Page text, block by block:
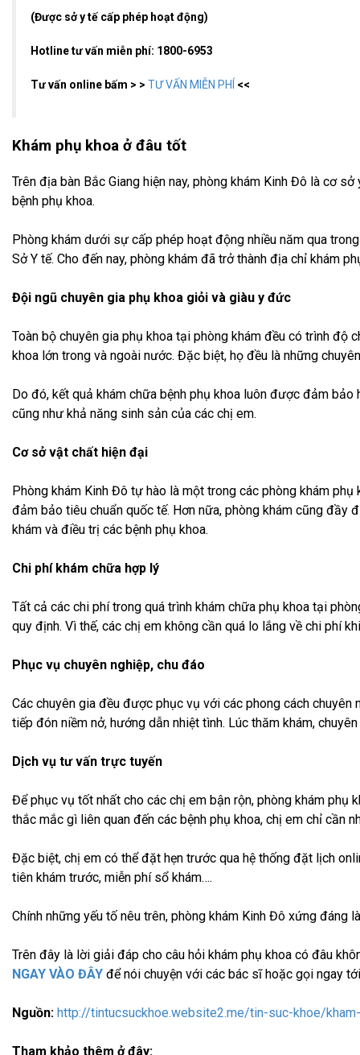
(Được sở y tế cấp phép hoạt động)
Hotline tư vấn miễn phí: 1800-6953
Tư vấn online bấm > > TƯ VẤN MIỄN PHÍ <<
Khám phụ khoa ở đâu tốt
Trên địa bàn Bắc Giang hiện nay, phòng khám Kinh Đô là cơ
bệnh phụ khoa.
Phòng khám dưới sự cấp phép hoạt động nhiều năm qua
Sở Y tế. Cho đến nay, phòng khám đã trở thành địa chỉ khám
Đội ngũ chuyên gia phụ khoa giỏi và giàu y đức
Toàn bộ chuyên gia phụ khoa tại phòng khám đều có trình độ
khoa lớn trong và ngoài nước. Đặc biệt, họ đều là những
Do đó, kết quả khám chữa bệnh phụ khoa luôn được đảm
cũng như khả năng sinh sản của các chị em.
Cơ sở vật chất hiện đại
Phòng khám Kinh Đô tự hào là một trong các phòng khám
đảm bảo tiêu chuẩn quốc tế. Hơn nữa, phòng khám cũng đầy
khám và điều trị các bệnh phụ khoa.
Chi phí khám chữa hợp lý
Tất cả các chi phí trong quá trình khám chữa phụ khoa tại
quy định. Vì thế, các chị em không cần quá lo lắng về chi phí
Phục vụ chuyên nghiệp, chu đáo
Các chuyên gia đều được phục vụ với các phong cách
tiếp đón niềm nở, hướng dẫn nhiệt tình. Lúc thăm khám,
Dịch vụ tư vấn trực tuyến
Để phục vụ tốt nhất cho các chị em bận rộn, phòng khám
thắc mắc gì liên quan đến các bệnh phụ khoa, chị em chỉ cần
Đặc biệt, chị em có thể đặt hẹn trước qua hệ thống đặt lịch
tiên khám trước, miễn phí sổ khám….
Chính những yếu tố nêu trên, phòng khám Kinh Đô xứng đáng
Trên đây là lời giải đáp cho câu hỏi khám phụ khoa có đâu
NGAY VÀO ĐÂY để nói chuyện với các bác sĩ hoặc gọi ngay
Nguồn: http://tintucsuckhoe.website2.me/tin-suc-khoe/
Tham khảo thêm ở đây: